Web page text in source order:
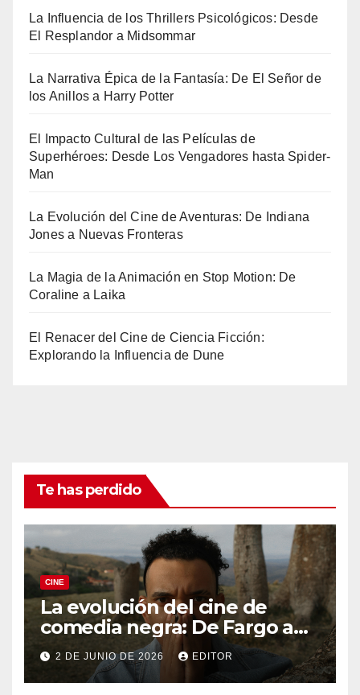
La Influencia de los Thrillers Psicológicos: Desde
El Resplandor a Midsommar
La Narrativa Épica de la Fantasía: De El Señor de
los Anillos a Harry Potter
El Impacto Cultural de las Películas de
Superhéroes: Desde Los Vengadores hasta Spider-
Man
La Evolución del Cine de Aventuras: De Indiana
Jones a Nuevas Fronteras
La Magia de la Animación en Stop Motion: De
Coraline a Laika
El Renacer del Cine de Ciencia Ficción:
Explorando la Influencia de Dune
Te has perdido
CINE
La evolución del cine de
comedia negra: De Fargo a
Knives Out
2 DE JUNIO DE 2026 EDITOR